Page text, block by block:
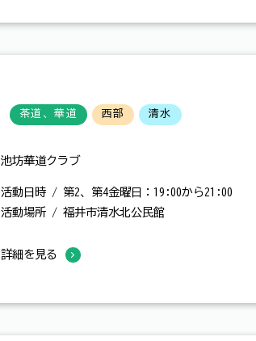
茶道、華道 西部 清水
池坊華道クラブ
活動日時 / 第2、第4金曜日：19:00から21:00
活動場所 / 福井市清水北公民館
詳細を見る